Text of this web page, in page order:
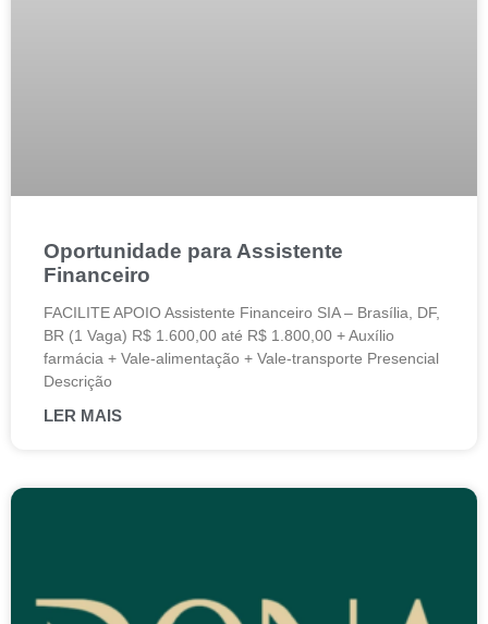
Oportunidade para Assistente
Financeiro
FACILITE APOIO Assistente Financeiro SIA – Brasília, DF,
BR (1 Vaga) R$ 1.600,00 até R$ 1.800,00 + Auxílio
farmácia + Vale-alimentação + Vale-transporte Presencial
Descrição
LER MAIS